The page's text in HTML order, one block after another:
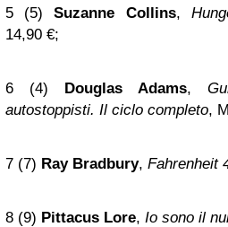
5 (5)Suzanne Collins,
14,90 €;
6 (4) Douglas Adams,
autostoppisti. Il ciclo completo,
7 (7) Ray Bradbury, Fahrenheit
8 (9) Pittacus Lore, Io sono il